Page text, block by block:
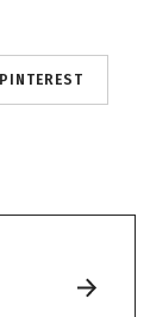
PINTEREST